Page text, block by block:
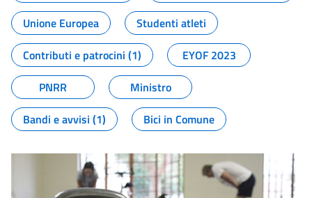
Unione Europea
Studenti atleti
Contributi e patrocini (1)
EYOF 2023
PNRR
Ministro
Bandi e avvisi (1)
Bici in Comune